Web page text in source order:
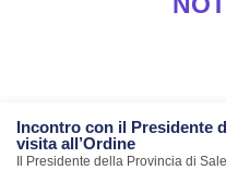
Incontro con il Presidente
visita all’Ordine
Il Presidente della Provincia di